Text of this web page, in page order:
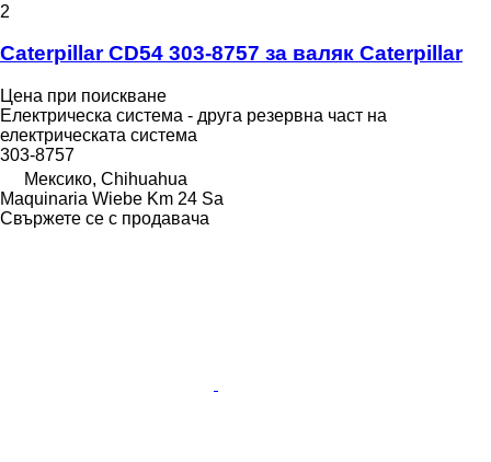
2
Caterpillar CD54 303-8757 за валяк Caterpillar
Цена при поискване
Електрическа система - друга резервна част на
електрическата система
303-8757
Мексико, Chihuahua
Maquinaria Wiebe Km 24 Sa
Свържете се с продавача